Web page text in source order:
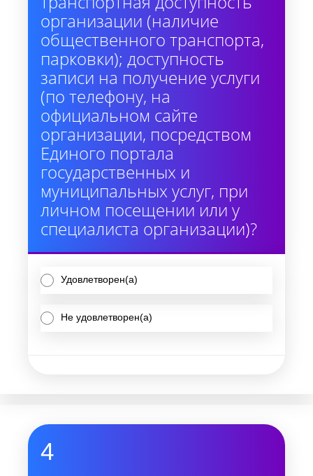
организации (наличие
общественного транспорта,
парковки); доступность
записи на получение услуги
(по телефону, на
официальном сайте
организации, посредством
Единого портала
государственных и
муниципальных услуг, при
личном посещении или у
специалиста организации)?
Удовлетворен(а)
Не удовлетворен(а)
4